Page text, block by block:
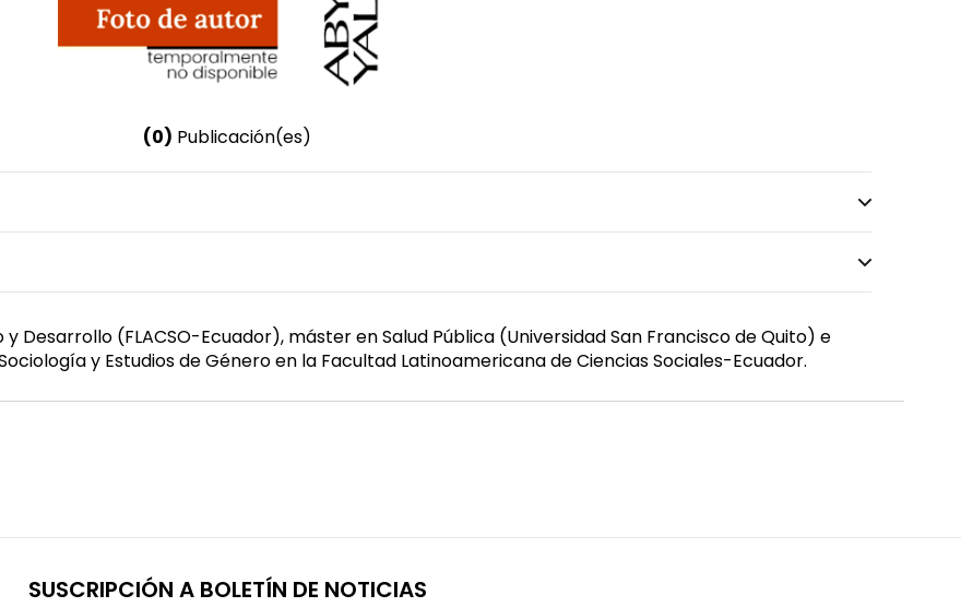
(0) Publicación(es)
Femenino
Desarrollo (FLACSO-Ecuador), máster en Salud Pública (Universidad San Francisco de Quito) e
y Estudios de Género en la Facultad Latinoamericana de Ciencias Sociales-Ecuador.
SUSCRIPCIÓN A BOLETÍN DE NOTICIAS